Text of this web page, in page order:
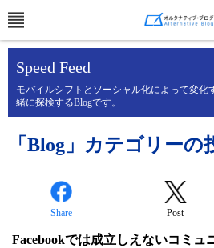
Speed Feed
モバイルシフトとソーシャル化によって変化
緒に探検するBlogです。
「Blog」カテゴリーの
Share Post
Facebookでは成立しえないコミュ